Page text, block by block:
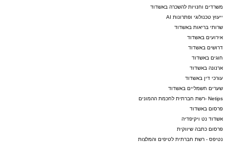
משרדים וחנויות להשכרה באשדוד
ייעוץ טכנולוגי ופתרונות AI
שרותי בריאות באשדוד
אירועים באשדוד
דרושים באשדוד
חוגים באשדוד
ארנונה באשדוד
עורכי דין באשדוד
שערים חשמליים באשדוד
Netips -רשת חברתית לחכמת ההמונים
פרסום באשדוד
אשדוד נט ויקיפדיה
פרסום כתבה שיווקית
נטיפס - רשת חברתית לטיפים והמלצות